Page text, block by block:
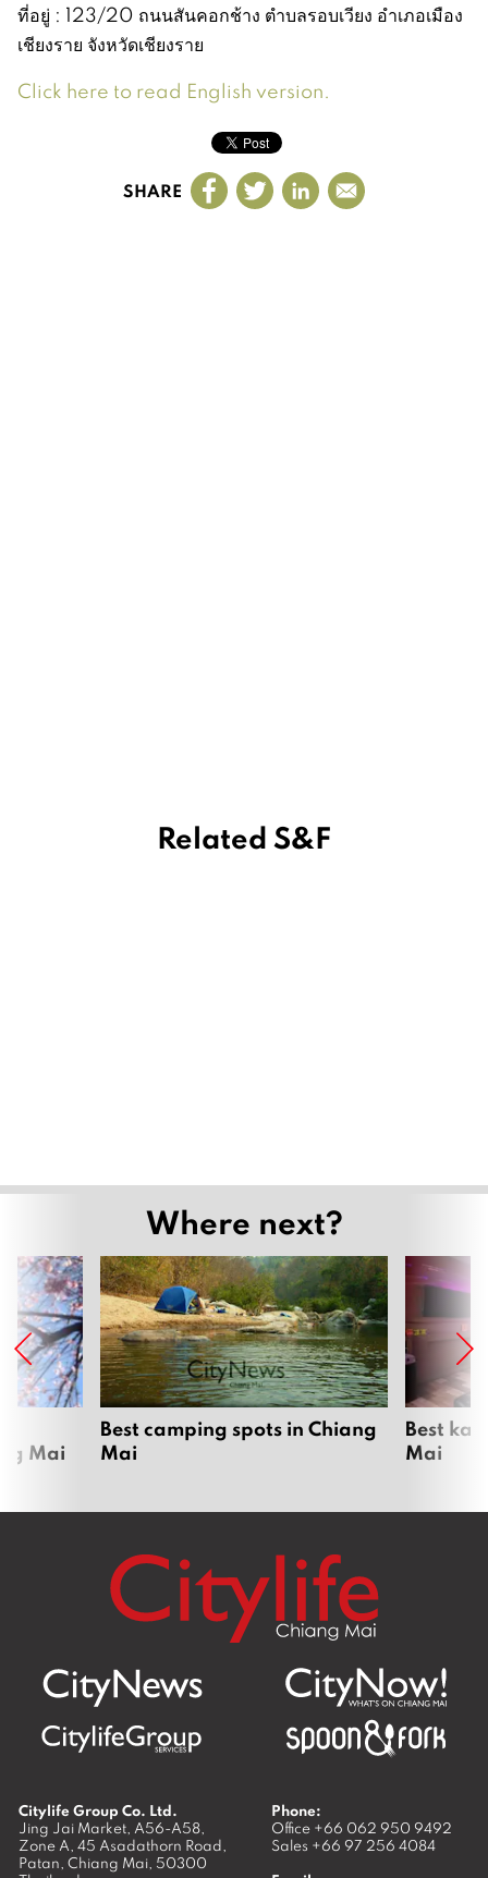
ที่อยู่ : 123/20 ถนนสันคอกช้าง ตำบลรอบเวียง อำเภอเมือง
เชียงราย จังหวัดเชียงราย
Click here to read English version.
SHARE
Related S&F
Where next?
Mai
Best camping spots in Chiang
Mai
Best
Mai
Citylife Group Co. Ltd.
Jing Jai Market, A56-A58,
Zone A, 45 Asadathorn Road,
Patan, Chiang Mai, 50300
Phone:
Office +66 062 950 9492
Sales +66 97 256 4084